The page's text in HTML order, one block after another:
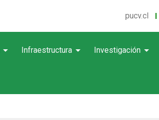
pucv.cl
arrow_drop_down Infraestructura arrow_drop_down Investigación arrow_drop_down